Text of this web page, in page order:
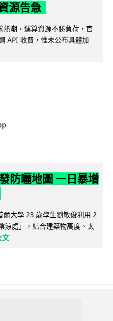
源告急
潮，運算資源不勝負荷，官
API 收費，惟未公布具體加
防曬地圖 一日暴增
爾大學 23 歲學生劉敏俊利用 2
涼處」，結合建築物高度、太
文